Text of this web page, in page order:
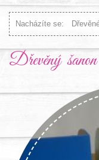
Nacházíte se:
Dřevěný